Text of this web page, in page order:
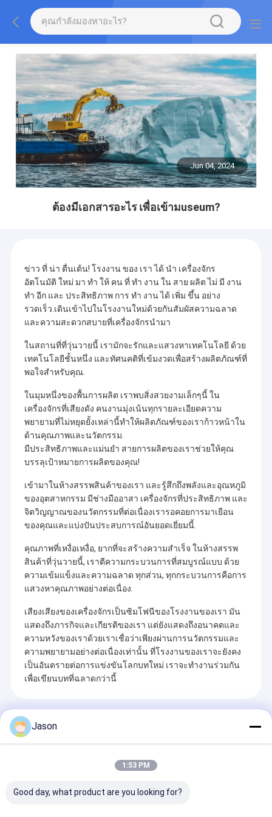
Jun 04, 2024
ต้องมีเอกสารอะไร เพื่อเข้ามuseum?
ข่าว ที่ น่า ตื่นเต้น! โรงงาน ของ เรา ได้ นํา เครื่องจักร
อัตโนมัติ ใหม่ มา ทํา ให้ คน ที่ ทํา งาน ใน สาย ผลิต ไม่ มี งาน
ทํา อีก และ ประสิทธิภาพ การ ทํา งาน ได้ เพิ่ม ขึ้น อย่าง
รวดเร็ว.เดินเข้าไปในโรงงานใหม่ด้วยกันสัมผัสความฉลาด
และความสะดวกสบายที่เครื่องจักรนํามา
ในสถานที่ที่วุ่นวายนี้ เรามักจะรักและแสวงหาเทคโนโลยี ด้วย
เทคโนโลยีชั้นหนึ่ง และทัศนคติที่เข้มงวดเพื่อสร้างผลิตภัณฑ์ที่
พอใจสําหรับคุณ.
ในมุมหนึ่งของพื้นการผลิต เราพบสิ่งสวยงามเล็กๆนี้ ใน
เครื่องจักรที่เสียงดัง คนงานมุ่งเน้นทุกรายละเอียดความ
พยายามที่ไม่หยุดยั้งเหล่านี้ทําให้ผลิตภัณฑ์ของเราก้าวหน้าใน
ด้านคุณภาพและนวัตกรรม.
มีประสิทธิภาพและแม่นยํา สายการผลิตของเราช่วยให้คุณ
บรรลุเป้าหมายการผลิตของคุณ!
เข้ามาในห้างสรรพสินค้าของเรา และรู้สึกถึงพลังและอุณหภูมิ
ของอุตสาหกรรม มีช่างมืออาสา เครื่องจักรที่ประสิทธิภาพ และ
จิตวิญญาณของนวัตกรรมที่ต่อเนื่องเรารอคอยการมาเยือน
ของคุณและแบ่งปันประสบการณ์อันยอดเยี่ยมนี้.
คุณภาพที่เหงื่อเหงื่อ, ยากที่จะสร้างความสําเร็จ ในห้างสรรพ
สินค้าที่วุ่นวายนี้, เราตีความกระบวนการที่สมบูรณ์แบบ ด้วย
ความเข้มแข็งและความฉลาด ทุกส่วน, ทุกกระบวนการคือการ
แสวงหาคุณภาพอย่างต่อเนื่อง.
เสียงเสียงของเครื่องจักรเป็นซิมโฟนีของโรงงานของเรา มัน
แสดงถึงภารกิจและเกียรติของเรา แต่ยังแสดงถึงอนาคตและ
ความหวังของเราด้วยเราเชื่อว่าเพียงผ่านการนวัตกรรมและ
ความพยายามอย่างต่อเนื่องเท่านั้น ที่โรงงานของเราจะยังคง
เป็นอันตรายต่อการแข่งขันโลกบทใหม่ เราจะทํางานร่วมกัน
เพื่อเขียนบทที่ฉลาดกว่านี้
สินค้าที่แนะนํา
Jason
1:53 PM
Good day, what product are you looking for?